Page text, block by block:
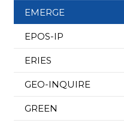
EMERGE
EPOS-IP
ERIES
GEO-INQUIRE
GREEN